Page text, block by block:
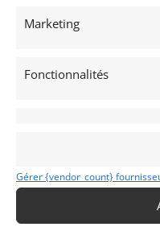
Marketing
Fonctionnalités
Gérer {vendor_count}
Imprint